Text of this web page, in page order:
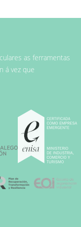
as ferramentas
á vez que